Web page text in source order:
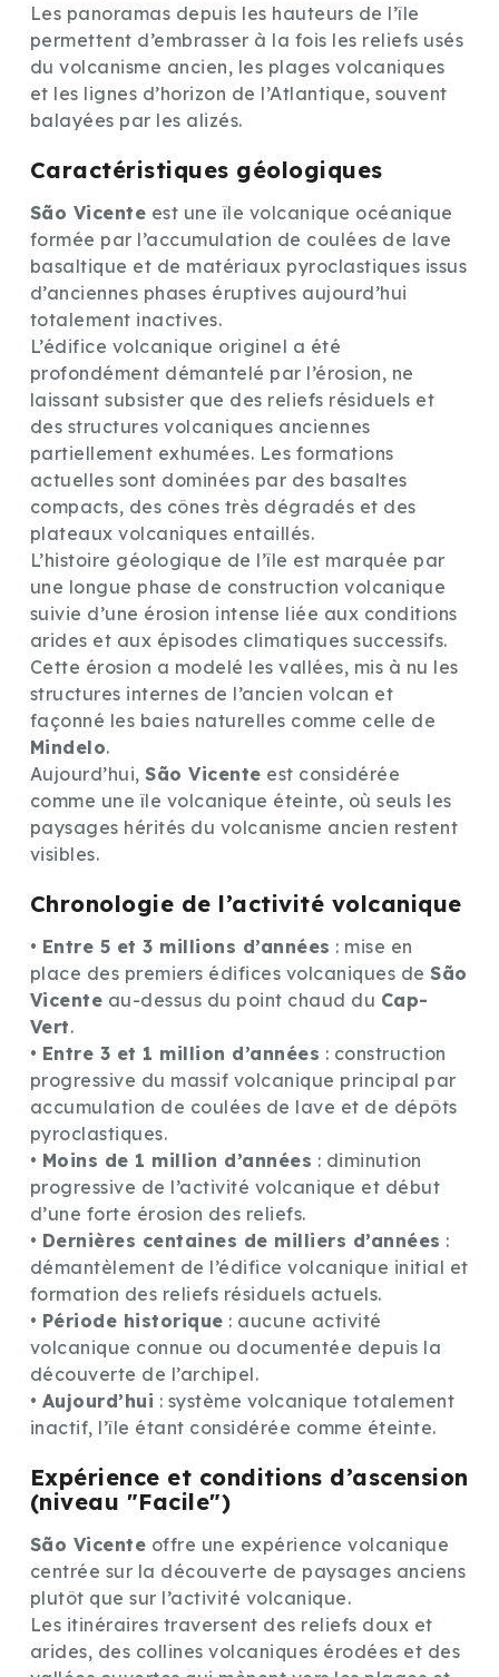
Les panoramas depuis les hauteurs de l’île
permettent d’embrasser à la fois les reliefs usés
du volcanisme ancien, les plages volcaniques
et les lignes d’horizon de l’Atlantique, souvent
balayées par les alizés.
Caractéristiques géologiques
São Vicente est une île volcanique océanique
formée par l’accumulation de coulées de lave
basaltique et de matériaux pyroclastiques issus
d’anciennes phases éruptives aujourd’hui
totalement inactives.
L’édifice volcanique originel a été
profondément démantelé par l’érosion, ne
laissant subsister que des reliefs résiduels et
des structures volcaniques anciennes
partiellement exhumées. Les formations
actuelles sont dominées par des basaltes
compacts, des cônes très dégradés et des
plateaux volcaniques entaillés.
L’histoire géologique de l’île est marquée par
une longue phase de construction volcanique
suivie d’une érosion intense liée aux conditions
arides et aux épisodes climatiques successifs.
Cette érosion a modelé les vallées, mis à nu les
structures internes de l’ancien volcan et
façonné les baies naturelles comme celle de
Mindelo.
Aujourd’hui,São Vicente est considérée
comme une île volcanique éteinte, où seuls les
paysages hérités du volcanisme ancien restent
visibles.
Chronologie de l’activité volcanique
• Entre 5 et 3 millions d’années : mise en
place des premiers édifices volcaniques deSão
Vicente au-dessus du point chaud du Cap-
Vert.
• Entre 3 et 1 million d’années : construction
progressive du massif volcanique principal par
accumulation de coulées de lave et de dépôts
pyroclastiques.
• Moins de 1 million d’années : diminution
progressive de l’activité volcanique et début
d’une forte érosion des reliefs.
• Dernières centaines de milliers d’années :
démantèlement de l’édifice volcanique initial et
formation des reliefs résiduels actuels.
• Période historique : aucune activité
volcanique connue ou documentée depuis la
découverte de l’archipel.
• Aujourd’hui : système volcanique totalement
inactif, l’île étant considérée comme éteinte.
Expérience et conditions d’ascension
(niveau "Facile")
São Vicente offre une expérience volcanique
centrée sur la découverte de paysages anciens
plutôt que sur l’activité volcanique.
Les itinéraires traversent des reliefs doux et
arides, des collines volcaniques érodées et des